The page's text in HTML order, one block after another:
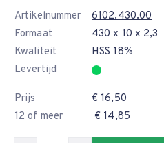
Artikelnummer
6102.430.00
Formaat
430 x 10 x 2,3
Kwaliteit
HSS 18%
Levertijd
Prijs
€ 16,50
12 of meer
€ 14,85